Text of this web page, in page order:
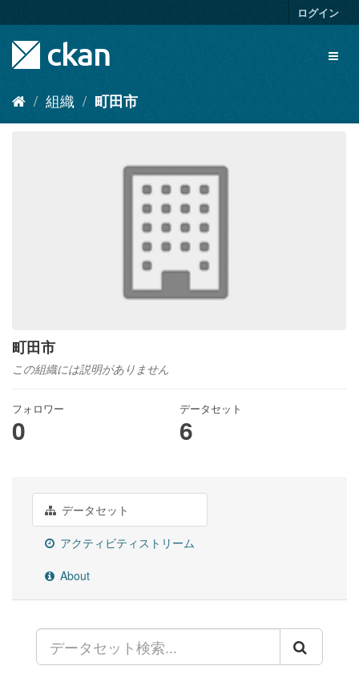
キ
容
ログイン
組織 町田市
町田市
この組織には説明がありません
フォロワー
0
データセット
6
データセット
アクティビティストリーム
About